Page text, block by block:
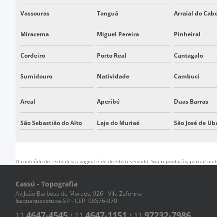
Vassouras Tanguá Arraial do
Miracema Miguel Pereira Pinheiral
Cordeiro Porto Real Cantagalo
Sumidouro Natividade Cambuci
Areal Aperibé Duas Barras
São Sebastião do Alto Laje do Muriaé São José de
O conteúdo do texto desta página é de direito reservado. Sua reprodução, parcial
Cassú - Topografia
Av João Barbosa de Moraes, 926 - Vila Zeferina
Itaquaquecetuba-SP - CEP: 08576-070